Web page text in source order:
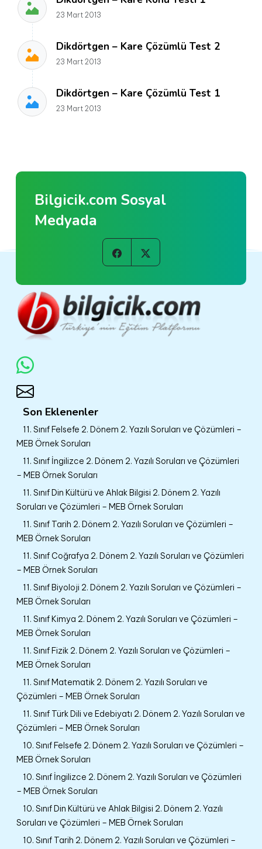
23 Mart 2013
Dikdörtgen – Kare Çözümlü Test 2
23 Mart 2013
Dikdörtgen – Kare Çözümlü Test 1
23 Mart 2013
Bilgicik.com Sosyal
Medyada
Son Eklenenler
11. Sınıf Felsefe 2. Dönem 2. Yazılı Soruları ve Çözümleri –
MEB Örnek Soruları
11. Sınıf İngilizce 2. Dönem 2. Yazılı Soruları ve Çözümleri
– MEB Örnek Soruları
11. Sınıf Din Kültürü ve Ahlak Bilgisi 2. Dönem 2. Yazılı
Soruları ve Çözümleri – MEB Örnek Soruları
11. Sınıf Tarih 2. Dönem 2. Yazılı Soruları ve Çözümleri –
MEB Örnek Soruları
11. Sınıf Coğrafya 2. Dönem 2. Yazılı Soruları ve Çözümleri
– MEB Örnek Soruları
11. Sınıf Biyoloji 2. Dönem 2. Yazılı Soruları ve Çözümleri –
MEB Örnek Soruları
11. Sınıf Kimya 2. Dönem 2. Yazılı Soruları ve Çözümleri –
MEB Örnek Soruları
11. Sınıf Fizik 2. Dönem 2. Yazılı Soruları ve Çözümleri –
MEB Örnek Soruları
11. Sınıf Matematik 2. Dönem 2. Yazılı Soruları ve
Çözümleri – MEB Örnek Soruları
11. Sınıf Türk Dili ve Edebiyatı 2. Dönem 2. Yazılı Soruları ve
Çözümleri – MEB Örnek Soruları
10. Sınıf Felsefe 2. Dönem 2. Yazılı Soruları ve Çözümleri –
MEB Örnek Soruları
10. Sınıf İngilizce 2. Dönem 2. Yazılı Soruları ve Çözümleri
– MEB Örnek Soruları
10. Sınıf Din Kültürü ve Ahlak Bilgisi 2. Dönem 2. Yazılı
Soruları ve Çözümleri – MEB Örnek Soruları
10. Sınıf Tarih 2. Dönem 2. Yazılı Soruları ve Çözümleri –